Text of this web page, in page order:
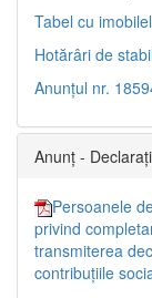
Tabel cu
Hotărâri de
Anunțul nr.
Anunț -
Persoanele
privind
transmiterea
contribuțiile